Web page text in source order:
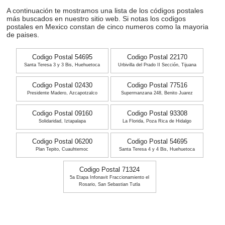
A continuación te mostramos una lista de los códigos postales
más buscados en nuestro sitio web. Si notas los codigos
postales en Mexico constan de cinco numeros como la mayoria
de paises.
Codigo Postal 54695
Santa Teresa 3 y 3 Bis, Huehuetoca
Codigo Postal 22170
Urbivilla del Prado II Sección, Tijuana
Codigo Postal 02430
Presidente Madero, Azcapotzalco
Codigo Postal 77516
Supermanzana 248, Benito Juarez
Codigo Postal 09160
Solidaridad, Iztapalapa
Codigo Postal 93308
La Florida, Poza Rica de Hidalgo
Codigo Postal 06200
Plan Tepito, Cuauhtemoc
Codigo Postal 54695
Santa Teresa 4 y 4 Bis, Huehuetoca
Codigo Postal 71324
5a Etapa Infonavit Fraccionamiento el
Rosario, San Sebastian Tutla